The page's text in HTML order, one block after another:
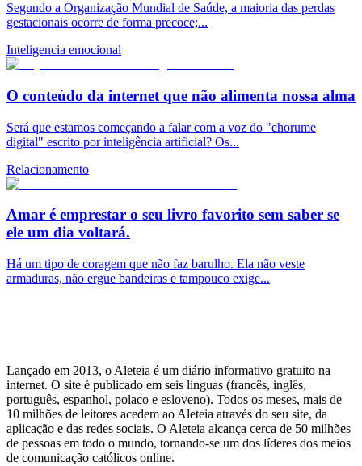
Segundo a Organização Mundial de Saúde, a maioria das perdas
gestacionais ocorre de forma precoce;...
Inteligencia emocional
O conteúdo da internet que não alimenta nossa alma
Será que estamos começando a falar com a voz do "chorume
digital" escrito por inteligência artificial? Os...
Relacionamento
Amar é emprestar o seu livro favorito sem saber se
ele um dia voltará.
Há um tipo de coragem que não faz barulho. Ela não veste
armaduras, não ergue bandeiras e tampouco exige...
Lançado em 2013, o Aleteia é um diário informativo gratuito na
internet. O site é publicado em seis línguas (francês, inglês,
português, espanhol, polaco e esloveno). Todos os meses, mais de
10 milhões de leitores acedem ao Aleteia através do seu site, da
aplicação e das redes sociais. O Aleteia alcança cerca de 50 milhões
de pessoas em todo o mundo, tornando-se um dos líderes dos meios
de comunicação católicos online.